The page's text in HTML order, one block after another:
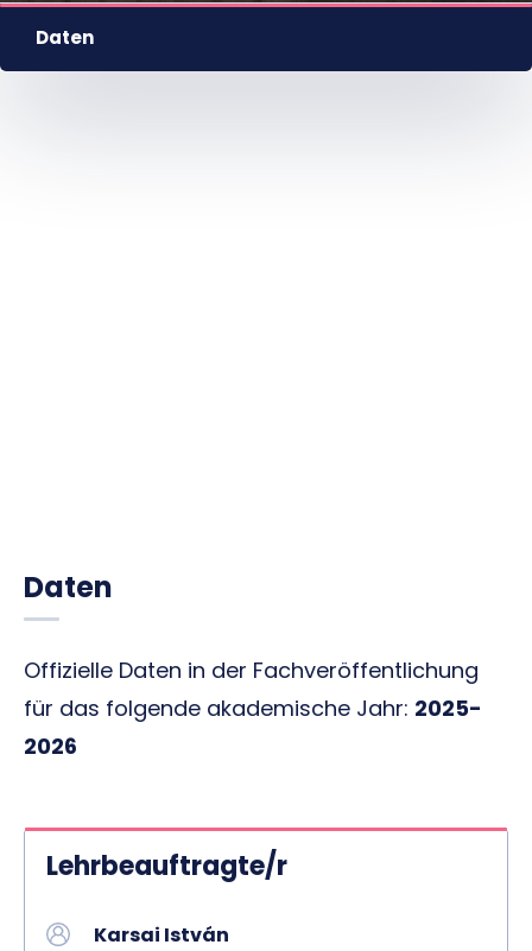
Daten
Offizielle Daten in der Fachveröffentlichung
für das folgende akademische Jahr: 2025-
2026
Lehrbeauftragte/r
Karsai István
Daten